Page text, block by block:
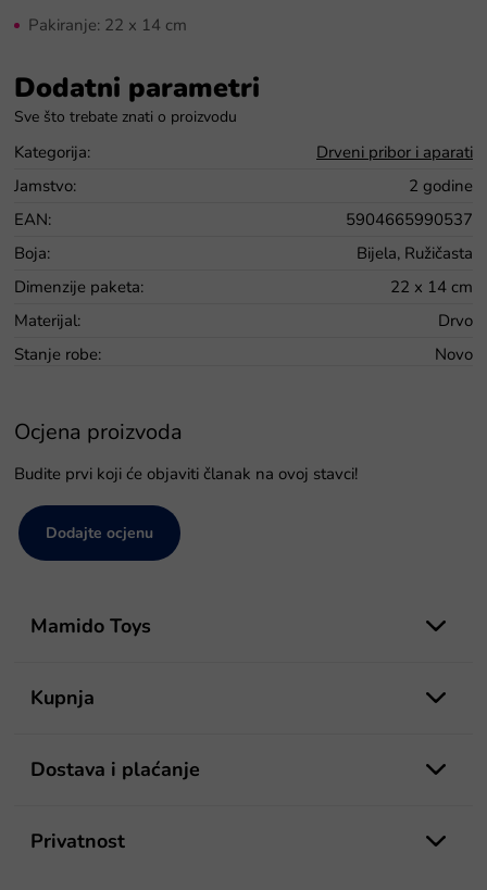
Pakiranje: 22 x 14 cm
Dodatni parametri
Kategorija:
Drveni pribor i aparati
Jamstvo:
2 godine
EAN:
5904665990537
Boja:
Bijela, Ružičasta
Dimenzije paketa:
22 x 14 cm
Materijal:
Drvo
Stanje robe: Novo
Ocjena proizvoda
Budite prvi koji će objaviti članak na ovoj stavci!
Dodajte ocjenu
Mamido Toys
Kupnja
Dostava i plaćanje
Privatnost